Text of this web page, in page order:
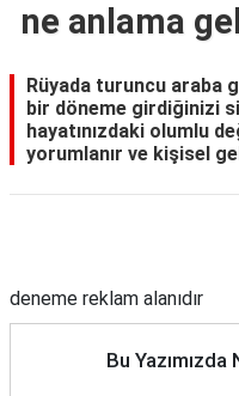
ne anlama
Rüyada turuncu araba
bir döneme girdiğinizi
hayatınızdaki olumlu
yorumlanır ve kişisel
deneme reklam alanıdır
Bu Yazımızda